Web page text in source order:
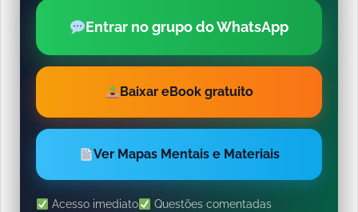
Entrar no grupo do WhatsApp
Baixar eBook gratuito
Ver Mapas Mentais e Materiais
Acesso imediato
Questões comentadas